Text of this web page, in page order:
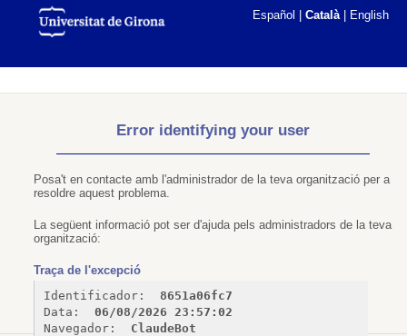
Español Català| English
Error identifying your user
Posa't en contacte amb l'administrador de la teva organització per a
resoldre aquest problema.
La següent informació pot ser d'ajuda pels administradors de la teva
organització:
Traça de l'excepció
Identificador:
8651a06fc7
Data:
06/08/2026 23:57:02
Navegador:
ClaudeBot